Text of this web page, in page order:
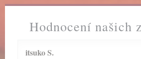
Hodnocení našich
itsukoS